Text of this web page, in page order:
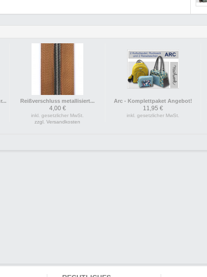
Reißverschluss metallisiert...
4,00 €
inkl. gesetzlicher MwSt.
zzgl. Versandkosten
Arc - Komplettpaket Angebot!
11,95 €
inkl. gesetzlicher MwSt.